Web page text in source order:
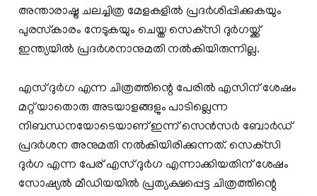
അന്താരാഷ്ട്ര ചലച്ചിത്ര മേളകളില്‍ പ്രദര്‍ശിപ്പിക്കുകയും
പുരസ്‌കാരം നേടുകയും ചെയ്ത സെക്‌സി ദുര്‍ഗയ്ക്ക്
ഇന്ത്യയില്‍ പ്രദര്‍ശനാനുമതി നല്‍കിയിരുന്നില്ല.
എസ് ദുര്‍ഗ എന്ന ചിത്രത്തിന്റെ പേരില്‍ എസിന് ശേഷം
മറ്റ് യാതൊരു അടയാളങ്ങളും പാടില്ലെന്ന
നിബന്ധനയോടെയാണ് ഇന്ന് സെന്‍സര്‍ ബോര്‍ഡ്
പ്രദര്‍ശന അനുമതി നല്‍കിയിരിക്കുന്നത്. സെക്‌സി
ദുര്‍ഗ എന്ന പേര് എസ് ദുര്‍ഗ എന്നാക്കിയതിന് ശേഷം
സോഷ്യല്‍ മീഡിയയില്‍ പ്രത്യക്ഷപ്പെട്ട ചിത്രത്തിന്റെ